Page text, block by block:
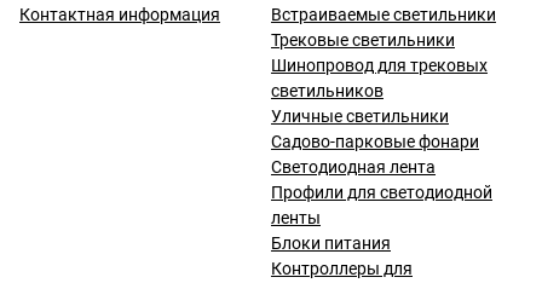
Контактная информация
Встраиваемые светильники
Трековые светильники
Шинопровод для трековых
светильников
Уличные светильники
Садово-парковые фонари
Светодиодная лента
Профили для светодиодной
ленты
Блоки питания
Контроллеры для